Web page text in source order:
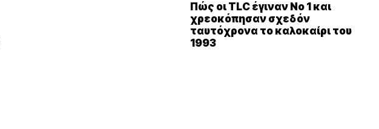
Πώς οι TLC έγιναν Νο 1 και
χρεοκόπησαν σχεδόν
ταυτόχρονα το καλοκαίρι του
1993